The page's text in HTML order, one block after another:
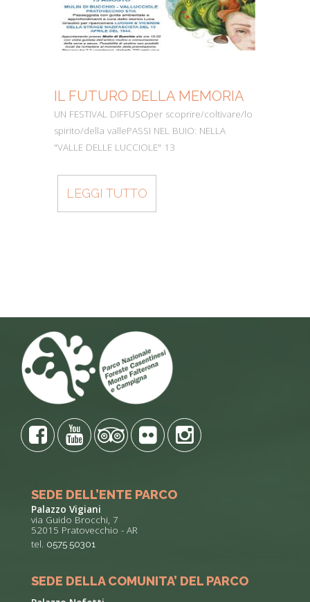
IL FUTURO DELLA MEMORIA
UN FESTIVAL DIFFUSOper scoprire/coltivare/lo
spirito/della vallePASSI NEL BUIO: NELLA
"VALLE DELLE LUCCIOLE" 13
LEGGI TUTTO
SEDE DELL’ENTE PARCO
Palazzo Vigiani
via Guido Brocchi, 7
52015 Pratovecchio - AR
tel. 0575 50301
SEDE DELLA COMUNITA’ DEL PARCO